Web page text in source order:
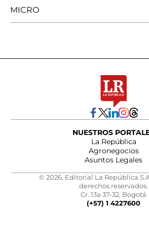
MICRO
NUESTROS
La República
Agronegocios
Asuntos Legales
© 2026, Editorial La República
derechos reservados.
Cr. 13a 37-32, Bogotá
(+57) 1 4227600